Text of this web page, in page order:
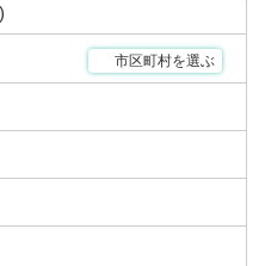
退職金あり
市区町村を選ぶ